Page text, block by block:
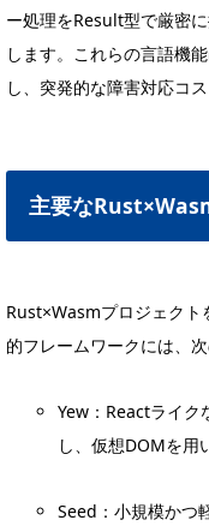
ー処理をResult型で厳密
します。これらの言語機
し、突発的な障害対応コ
主要な
Rust×Wasmプロジェクト
的フレームワークには、
Yew：Reactライク
し、仮想DOMを用
Seed：小規模かつ